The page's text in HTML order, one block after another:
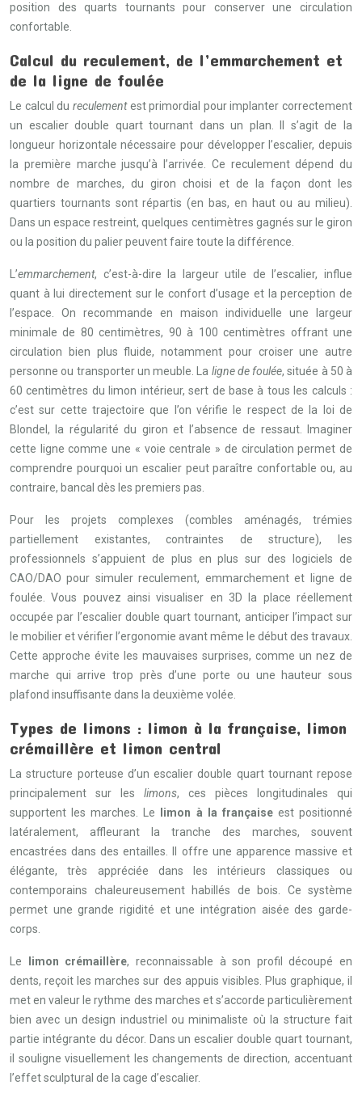
position des quarts tournants pour conserver une circulation
confortable.
Calcul du reculement, de l’emmarchement et
de la ligne de foulée
Le calcul du reculementest primordial pour implanter correctement
un escalier double quart tournant dans un plan. Il s’agit de la
longueur horizontale nécessaire pour développer l’escalier, depuis
la première marche jusqu’à l’arrivée. Ce reculement dépend du
nombre de marches, du giron choisi et de la façon dont les
quartiers tournants sont répartis (en bas, en haut ou au milieu).
Dans un espace restreint, quelques centimètres gagnés sur le giron
ou la position du palier peuvent faire toute la différence.
L’emmarchement, c’est-à-dire la largeur utile de l’escalier, influe
quant à lui directement sur le confort d’usage et la perception de
l’espace. On recommande en maison individuelle une largeur
minimale de 80 centimètres, 90 à 100 centimètres offrant une
circulation bien plus fluide, notamment pour croiser une autre
personne ou transporter un meuble. La ligne de foulée, située à 50 à
60 centimètres du limon intérieur, sert de base à tous les calculs :
c’est sur cette trajectoire que l’on vérifie le respect de la loi de
Blondel, la régularité du giron et l’absence de ressaut. Imaginer
cette ligne comme une « voie centrale » de circulation permet de
comprendre pourquoi un escalier peut paraître confortable ou, au
contraire, bancal dès les premiers pas.
Pour les projets complexes (combles aménagés, trémies
partiellement existantes, contraintes de structure), les
professionnels s’appuient de plus en plus sur des logiciels de
CAO/DAO pour simuler reculement, emmarchement et ligne de
foulée. Vous pouvez ainsi visualiser en 3D la place réellement
occupée par l’escalier double quart tournant, anticiper l’impact sur
le mobilier et vérifier l’ergonomie avant même le début des travaux.
Cette approche évite les mauvaises surprises, comme un nez de
marche qui arrive trop près d’une porte ou une hauteur sous
plafond insuffisante dans la deuxième volée.
Types de limons : limon à la française, limon
crémaillère et limon central
La structure porteuse d’un escalier double quart tournant repose
principalement sur les limons, ces pièces longitudinales qui
supportent les marches. Le
limon à la françaiseest positionné
latéralement, affleurant la tranche des marches, souvent
encastrées dans des entailles. Il offre une apparence massive et
élégante, très appréciée dans les intérieurs classiques ou
contemporains chaleureusement habillés de bois. Ce système
permet une grande rigidité et une intégration aisée des garde-
corps.
Le limon crémaillère, reconnaissable à son profil découpé en
dents, reçoit les marches sur des appuis visibles. Plus graphique, il
met en valeur le rythme des marches et s’accorde particulièrement
bien avec un design industriel ou minimaliste où la structure fait
partie intégrante du décor. Dans un escalier double quart tournant,
il souligne visuellement les changements de direction, accentuant
l’effet sculptural de la cage d’escalier.